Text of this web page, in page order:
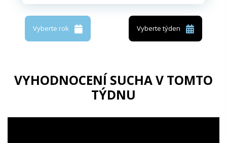
Vyberte rok Vyberte týden
VYHODNOCENÍ SUCHA V TOMTO
TÝDNU